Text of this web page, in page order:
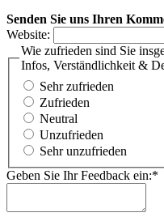
Senden Sie uns Ihren
Website:
Wie zufrieden sind Sie
Infos, Verständlichkeit &
Sehr zufrieden
Zufrieden
Neutral
Unzufrieden
Sehr unzufrieden
Geben Sie Ihr Feedback ein:*